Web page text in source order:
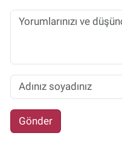
Gönder